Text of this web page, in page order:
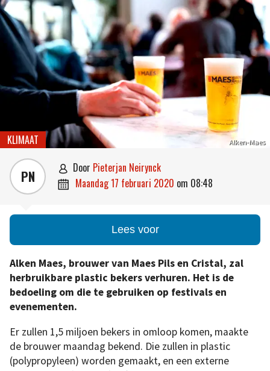
Alken-Maes
KLIMAAT
PN  door Pieterjan Neirynck
 maandag 17 februari 2020 om 08:48
Lees voor
Alken Maes, brouwer van Maes Pils en Cristal, zal
herbruikbare plastic bekersverhuren. Het is de
bedoeling om die te gebruiken op festivals en
evenementen.
Er zullen 1,5 miljoen bekers in omloop komen, maakte
de brouwer maandag bekend. Die zullen in plastic
(polypropyleen) worden gemaakt, en een externe